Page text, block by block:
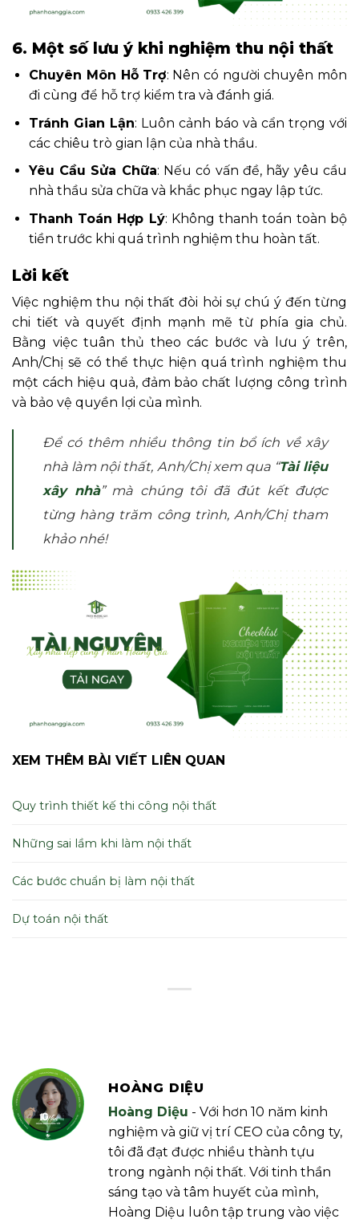
6. Một số lưu ý khi nghiệm thu nội thất
Chuyên Môn Hỗ Trợ: Nên có người chuyên môn
đi cùng để hỗ trợ kiểm tra và đánh giá.
Tránh Gian Lận: Luôn cảnh báo và cẩn trọng với
các chiêu trò gian lận của nhà thầu.
Yêu Cầu Sửa Chữa: Nếu có vấn đề, hãy yêu cầu
nhà thầu sửa chữa và khắc phục ngay lập tức.
Thanh Toán Hợp Lý: Không thanh toán toàn bộ
tiền trước khi quá trình nghiệm thu hoàn tất.
Lời kết
Việc nghiệm thu nội thất đòi hỏi sự chú ý đến từng
chi tiết và quyết định mạnh mẽ từ phía gia chủ.
Bằng việc tuân thủ theo các bước và lưu ý trên,
Anh/Chị sẽ có thể thực hiện quá trình nghiệm thu
một cách hiệu quả, đảm bảo chất lượng công trình
và bảo vệ quyền lợi của mình.
Để có thêm nhiều thông tin bổ ích về xây
nhà làm nội thất, Anh/Chị xem qua “Tài liệu
xây nhà” mà chúng tôi đã đút kết được
từng hàng trăm công trình, Anh/Chị tham
khảo nhé!
XEM THÊM BÀI VIẾT LIÊN QUAN
Quy trình thiết kế thi công nội thất
Những sai lầm khi làm nội thất
Các bước chuẩn bị làm nội thất
Dự toán nội thất
HOÀNG DIỆU
Hoàng Diệu - Với hơn 10 năm kinh
nghiệm và giữ vị trí CEO của công ty,
tôi đã đạt được nhiều thành tựu
trong ngành nội thất. Với tinh thần
sáng tạo và tâm huyết của mình,
Hoàng Diệu luôn tập trung vào việc